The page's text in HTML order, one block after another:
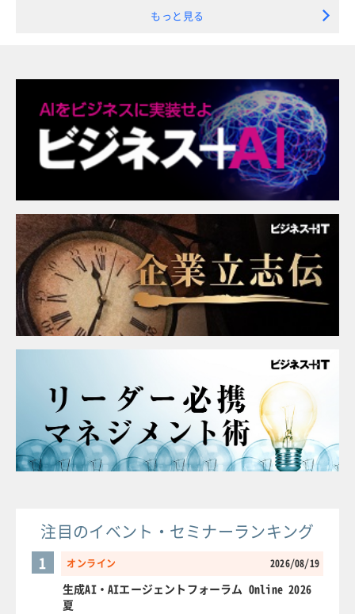
もっと見る
注目のイベント・セミナーランキング
オンライン 2026/08/19
1
生成AI・AIエージェントフォーラム Online 2026
夏